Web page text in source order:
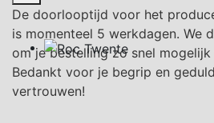
De doorlooptijd voor het
is momenteel 5 werkdagen. We
om je bestelling zo snel
Bedankt voor je begrip en
vertrouwen!